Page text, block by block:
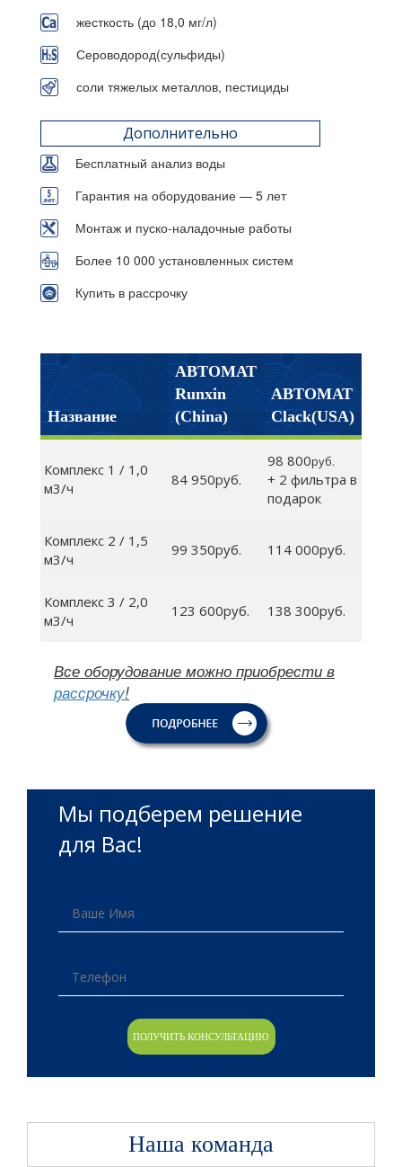
жесткость (до 18,0 мг/л)
Сероводород(сульфиды)
соли тяжелых металлов, пестициды
Дополнительно
Бесплатный анализ воды
Гарантия на оборудование — 5 лет
Монтаж и пуско-наладочные работы
Более 10 000 установленных систем
Купить в рассрочку
Название
АВТОМАТ
Runxin
(China)
АВТОМАТ
Clack(USA)
Комплекс 1 / 1,0
м3/ч
84 950руб.
98 800руб.
+ 2 фильтра в
подарок
Комплекс 2 / 1,5
м3/ч
99 350руб. 114 000руб.
Комплекс 3 / 2,0
м3/ч
123 600руб. 138 300руб.
Все оборудование можно приобрести в
рассрочку!
Мы подберем решение
для Вас!
Наша команда